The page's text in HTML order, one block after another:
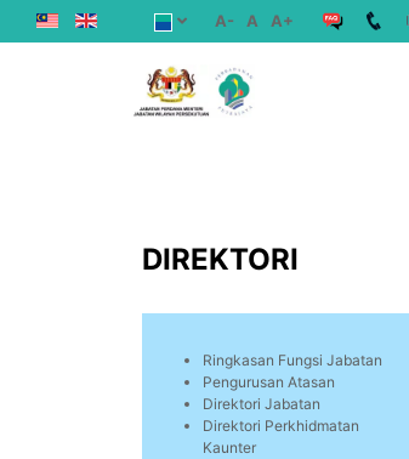
A- A A+
DIREKTORI
Ringkasan Fungsi Jabatan
Pengurusan Atasan
Direktori Jabatan
Direktori Perkhidmatan
Kaunter